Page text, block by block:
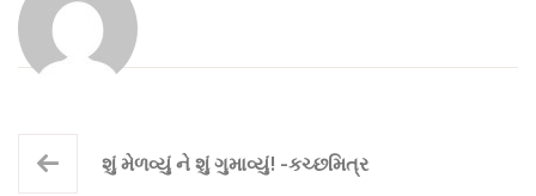
શું મેળવ્યું ને શું ગુમાવ્યું! -કચ્છમિત્ર